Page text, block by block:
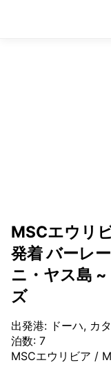
MSCエウリ
発着 バーレ
ニ・ヤス島
ズ
出発港: ドーハ, カ
泊数: 7
MSCエウリビア /